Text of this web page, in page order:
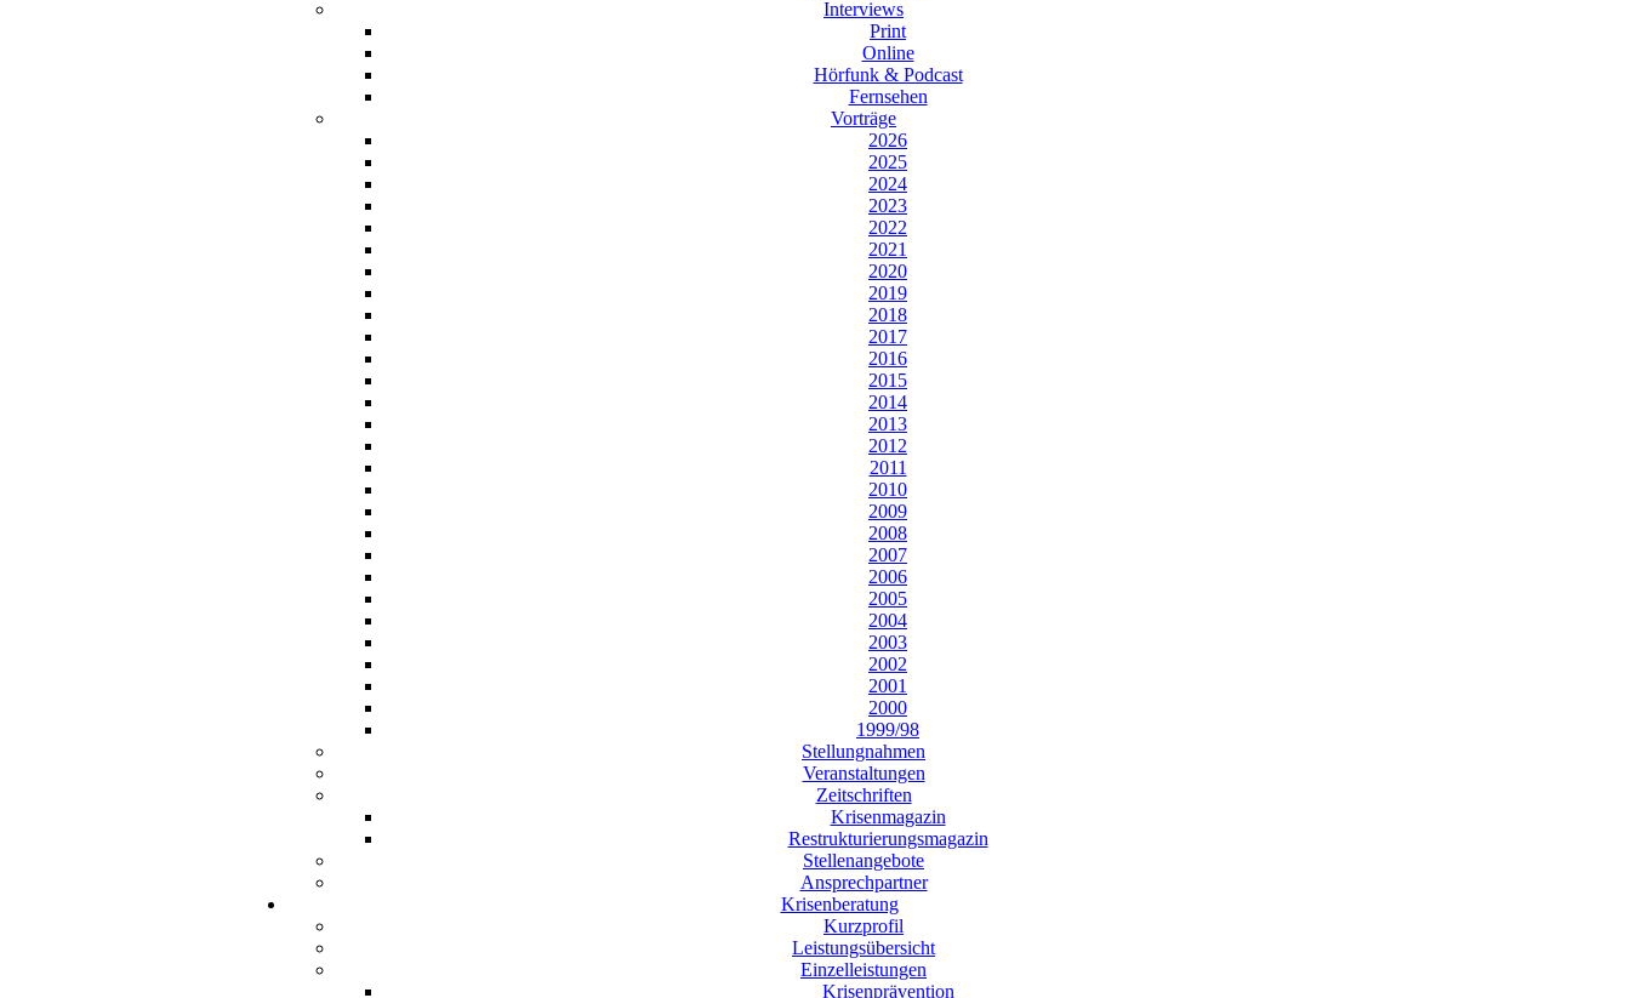
Interviews
Print
Online
Hörfunk & Podcast
Fernsehen
Vorträge
2026
2025
2024
2023
2022
2021
2020
2019
2018
2017
2016
2015
2014
2013
2012
2011
2010
2009
2008
2007
2006
2005
2004
2003
2002
2001
2000
1999/98
Stellungnahmen
Veranstaltungen
Zeitschriften
Krisenmagazin
Restrukturierungsmagazin
Stellenangebote
Ansprechpartner
Krisenberatung
Kurzprofil
Leistungsübersicht
Einzelleistungen
Krisenprävention